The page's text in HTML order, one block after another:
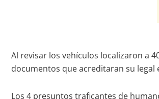
Al revisar los vehículos localizaron a
documentos que acreditaran su legal
Los 4 presuntos traficantes de